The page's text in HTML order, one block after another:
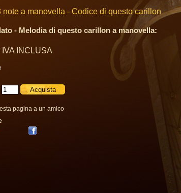
a manovella - Codice di questo carillon
- Melodia di questo carillon a manovella:
IVA INCLUSA
pagina a un amico